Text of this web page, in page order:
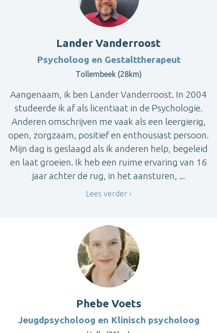
Lander Vanderroost
Psycholoog en Gestalttherapeut
Tollembeek (28km)
Aangenaam, ik ben Lander Vanderroost. In 2004
studeerde ik af als licentiaat in de Psychologie.
Anderen omschrijven me vaak als een leergierig,
open, zorgzaam, positief en enthousiast persoon.
Mijn dag is geslaagd als ik anderen help, begeleid
en laat groeien. Ik heb een ruime ervaring van 16
jaar achter de rug, in het aansturen, ...
Lees verder
Phebe Voets
Jeugdpsycholoog en Klinisch psycholoog